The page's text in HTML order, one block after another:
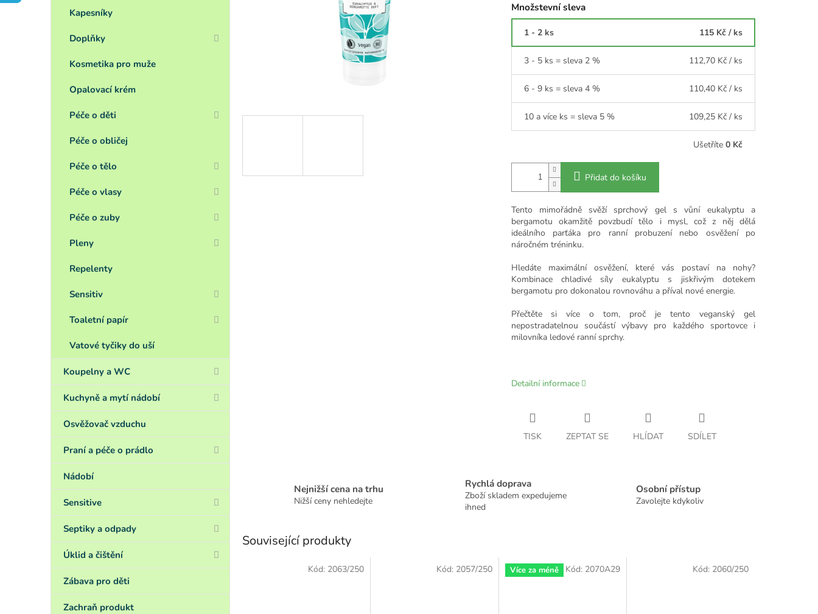
Kapesníky
Doplňky
Kosmetika pro muže
Opalovací krém
Péče o děti
Péče o obličej
Péče o tělo
Péče o vlasy
Péče o zuby
Pleny
Repelenty
Sensitiv
Toaletní papír
Vatové tyčiky do uší
Koupelny a WC
Kuchyně a mytí nádobí
Osvěžovač vzduchu
Praní a péče o prádlo
Nádobí
Sensitive
Septiky a odpady
Úklid a čištění
Zábava pro děti
Zachraň produkt
Množstevní sleva
1 - 2 ks 115 Kč / ks
3 - 5 ks = sleva 2 % 112,70 Kč / ks
6 - 9 ks = sleva 4 % 110,40 Kč / ks
10 a více ks = sleva 5 % 109,25 Kč / ks
Ušetříte 0 Kč
Přidat do košíku
Tento mimořádně svěží sprchový gel s vůní eukalyptu a
bergamotu okamžitě povzbudí tělo i mysl, což z něj dělá
ideálního parťáka pro ranní probuzení nebo osvěžení po
náročném tréninku.
Hledáte maximální osvěžení, které vás postaví na nohy?
Kombinace chladivé síly eukalyptu s jiskřivým dotekem
bergamotu pro dokonalou rovnováhu a příval nové energie.
Přečtěte si více o tom, proč je tento veganský gel
nepostradatelnou součástí výbavy pro každého sportovce i
milovníka ledové ranní sprchy.
Detailní informace
TISK ZEPTAT SE HLÍDAT SDÍLET
Nejnižší cena na trhu
Nižší ceny nehledejte
Rychlá doprava
Zboží skladem expedujeme
ihned
Osobní přístup
Zavolejte kdykoliv
Související produkty
Kód: 2063/250 Kód: 2057/250 Více za méně Kód: 2070A29 Kód: 2060/250